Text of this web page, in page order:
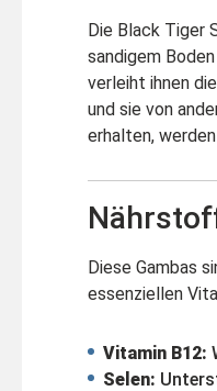
Die Black Tiger
sandigem
verleiht ihnen
und sie von
erhalten,
Diese Gambas
essenziellen
Vitamin B12:
Selen: